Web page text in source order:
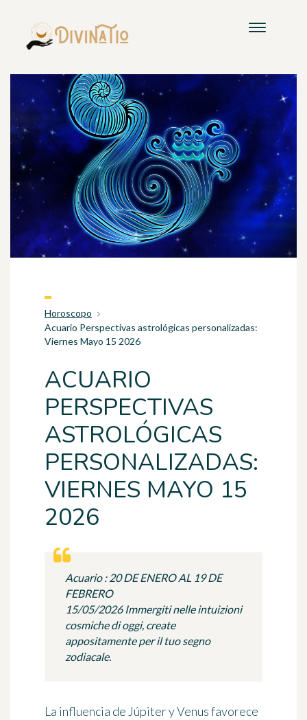
Horoscopo
Acuario Perspectivas astrológicas personalizadas:
Viernes Mayo 15 2026
ACUARIO
PERSPECTIVAS
ASTROLÓGICAS
PERSONALIZADAS:
VIERNES MAYO 15
2026
Acuario : 20 DE ENERO AL 19 DE
FEBRERO
15/05/2026 Immergiti nelle intuizioni
cosmiche di oggi, create
appositamente per il tuo segno
zodiacale.
La influencia de Júpiter y Venus favorece